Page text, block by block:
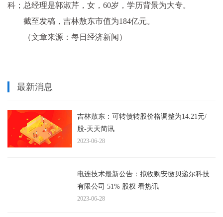
科；总经理是郭淑芹，女，60岁，学历背景为大专。
截至发稿，吉林敖东市值为184亿元。
（文章来源：每日经济新闻）
最新消息
吉林敖东：可转债转股价格调整为14.21元/
股-天天简讯
2023-06-28
电连技术最新公告：拟收购安徽贝递尔科技
有限公司 51% 股权 看热讯
2023-06-28